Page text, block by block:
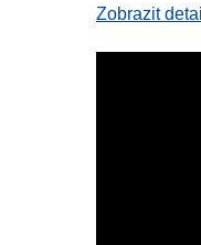
Zobrazit